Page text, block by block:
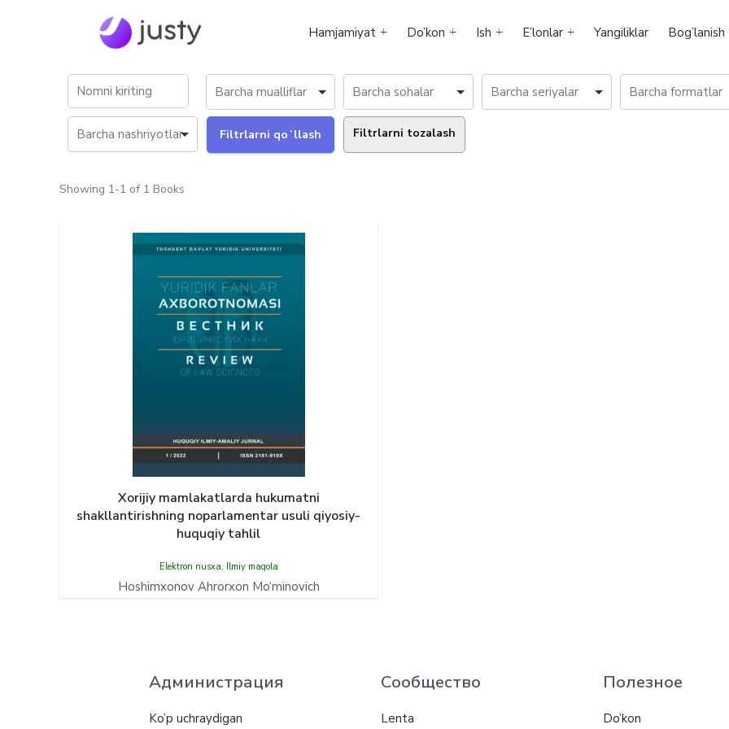
Hamjamiyat Do’kon Ish E’lonlar Yangiliklar Bog’lanish
Filtrlarni tozalash
Showing 1-1 of 1 Books
Xorijiy mamlakatlarda hukumatni
shakllantirishning noparlamentar usuli qiyosiy-
huquqiy tahlil
Elektron nusxa, Ilmiy maqola
Hoshimxonov Ahrorxon Mo‘minovich
Администрация
Ko’p uchraydigan
Сообщество
Lenta
Полезное
Do’kon